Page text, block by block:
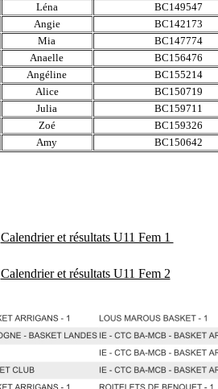
Léna
BC149547
Angie
BC142173
Mia
BC147774
Anaelle
BC156476
Angéline
BC155214
Alice
BC150719
Julia
BC159711
Zoé
BC159326
Amy BC150642
Calendrier et résultats U11 Fem 1
Calendrier et résultats U11 Fem 2